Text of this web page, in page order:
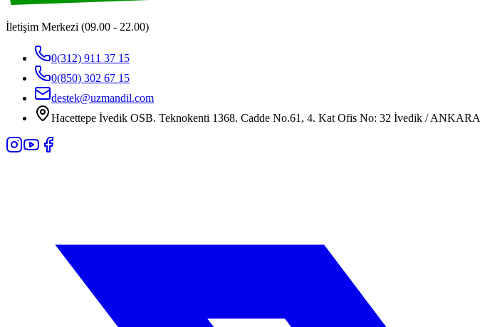
İletişim Merkezi (09.00 - 22.00)
0(312) 911 37 15
0(850) 302 67 15
destek@uzmandil.com
Hacettepe İvedik OSB. Teknokenti 1368. Cadde No.61, 4. Kat Ofis No: 32 İvedik / ANKARA